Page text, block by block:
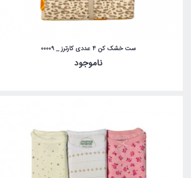
ست خشک کن 4 عددی کارترز _ 00009
ناموجود